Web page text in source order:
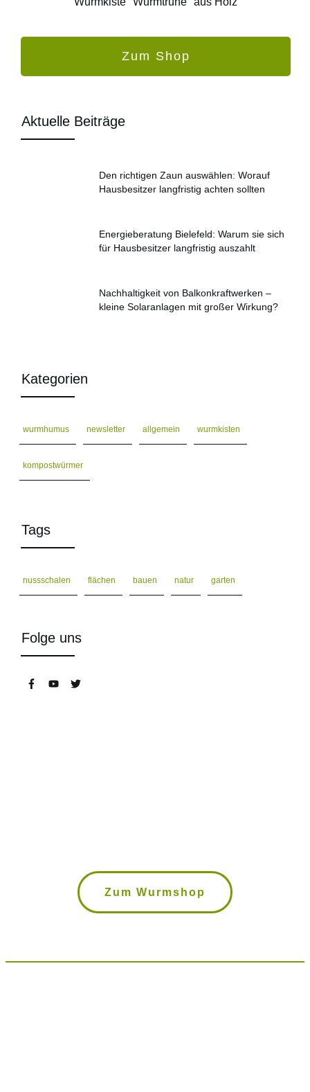
Zum Shop
Aktuelle Beiträge
Den richtigen Zaun auswählen: Worauf
Hausbesitzer langfristig achten sollten
Energieberatung Bielefeld: Warum sie sich
für Hausbesitzer langfristig auszahlt
Nachhaltigkeit von Balkonkraftwerken –
kleine Solaranlagen mit großer Wirkung?
Kategorien
wurmhumus newsletter allgemein wurmkisten
kompostwürmer
Tags
nussschalen flächen bauen natur garten
Folge uns
Zum Wurmshop